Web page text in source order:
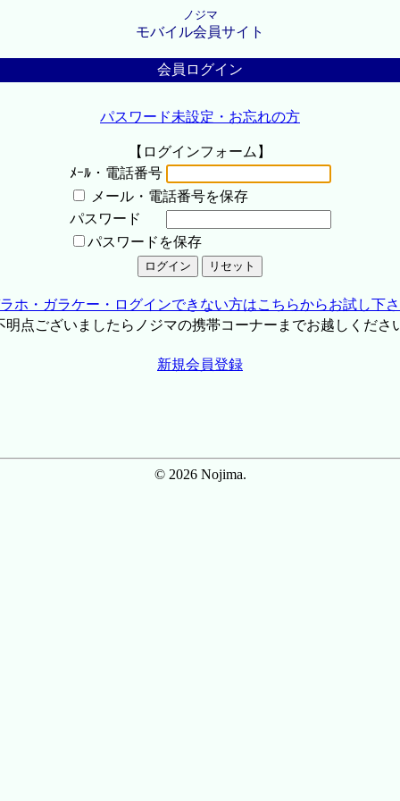
ノジマ
モバイル会員サイト
会員ログイン
パスワード未設定・お忘れの方
【ログインフォーム】
ﾒｰﾙ・電話番号
メール・電話番号を保存
パスワード
パスワードを保存
ホ・ガラケー・ログインできない方はこちらからお試し下
点ございましたらノジマの携帯コーナーまでお越しくださ
新規会員登録
© 2026 Nojima.